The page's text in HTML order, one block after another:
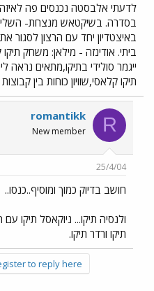
לדעתי אלבסטה נכנסים פה
בסדרה. בשיקטאש מנצחת-
ביתי. אודינזה - מילאן: משחק
ייגמר סולידי בתיקו,מתאים נראה
תיקו קלאסי,שוויון כוחות בין
R
romantikk
New member
25/4/04
חושב בדיוק כמוך ומוסיף..כנסו..
ולנסיה תיקו... ניוקאסל תיקו
תיקו ורדר תיקו.
to reply here.